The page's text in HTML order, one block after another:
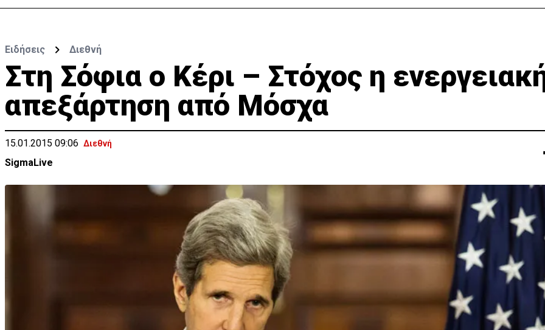
Ειδήσεις Διεθνή
Στη Σόφια ο Κέρι – Στόχος η
απεξάρτηση από Μόσχα
15.01.2015 09:06 Διεθνή
SigmaLive